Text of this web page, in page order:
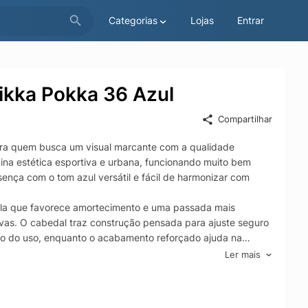
Categorias Lojas Entrar
Pokka 36 Azul
Compartilhar
quem busca um visual marcante com a qualidade
estética esportiva e urbana, funcionando muito bem
com o tom azul versátil e fácil de harmonizar com
que favorece amortecimento e uma passada mais
O cabedal traz construção pensada para ajuste seguro
do uso, enquanto o acabamento reforçado ajuda na
da cidade, aumentando a segurança no deslocamento e
Pokka se adapta a diferentes perfis, entregando
com identidade e qualidade Mizuno.
Ler mais